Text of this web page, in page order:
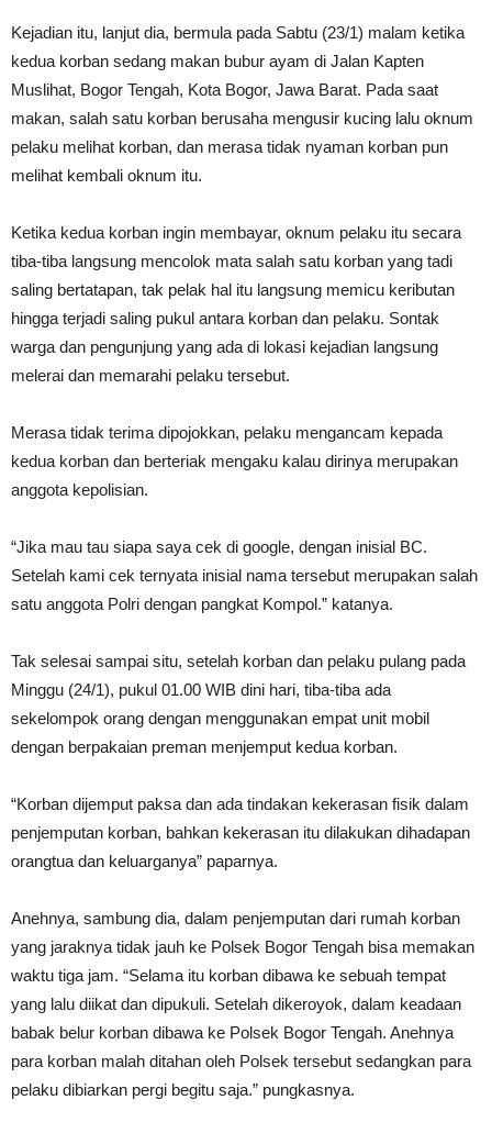
Kejadian itu, lanjut dia, bermula pada Sabtu (23/1) malam ketika
kedua korban sedang makan bubur ayam di Jalan Kapten
Muslihat, Bogor Tengah, Kota Bogor, Jawa Barat. Pada saat
makan, salah satu korban berusaha mengusir kucing lalu oknum
pelaku melihat korban, dan merasa tidak nyaman korban pun
melihat kembali oknum itu.
Ketika kedua korban ingin membayar, oknum pelaku itu secara
tiba-tiba langsung mencolok mata salah satu korban yang tadi
saling bertatapan, tak pelak hal itu langsung memicu keributan
hingga terjadi saling pukul antara korban dan pelaku. Sontak
warga dan pengunjung yang ada di lokasi kejadian langsung
melerai dan memarahi pelaku tersebut.
Merasa tidak terima dipojokkan, pelaku mengancam kepada
kedua korban dan berteriak mengaku kalau dirinya merupakan
anggota kepolisian.
“Jika mau tau siapa saya cek di google, dengan inisial BC.
Setelah kami cek ternyata inisial nama tersebut merupakan salah
satu anggota Polri dengan pangkat Kompol.” katanya.
Tak selesai sampai situ, setelah korban dan pelaku pulang pada
Minggu (24/1), pukul 01.00 WIB dini hari, tiba-tiba ada
sekelompok orang dengan menggunakan empat unit mobil
dengan berpakaian preman menjemput kedua korban.
“Korban dijemput paksa dan ada tindakan kekerasan fisik dalam
penjemputan korban, bahkan kekerasan itu dilakukan dihadapan
orangtua dan keluarganya” paparnya.
Anehnya, sambung dia, dalam penjemputan dari rumah korban
yang jaraknya tidak jauh ke Polsek Bogor Tengah bisa memakan
waktu tiga jam. “Selama itu korban dibawa ke sebuah tempat
yang lalu diikat dan dipukuli. Setelah dikeroyok, dalam keadaan
babak belur korban dibawa ke Polsek Bogor Tengah. Anehnya
para korban malah ditahan oleh Polsek tersebut sedangkan para
pelaku dibiarkan pergi begitu saja.” pungkasnya.